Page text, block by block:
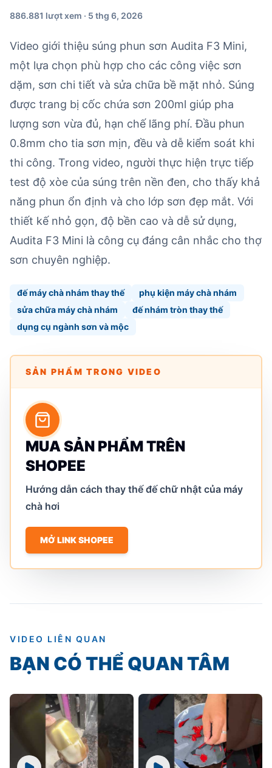
886.881 lượt xem · 5 thg 6, 2026
Video giới thiệu súng phun sơn Audita F3 Mini,
một lựa chọn phù hợp cho các công việc sơn
dặm, sơn chi tiết và sửa chữa bề mặt nhỏ. Súng
được trang bị cốc chứa sơn 200ml giúp pha
lượng sơn vừa đủ, hạn chế lãng phí. Đầu phun
0.8mm cho tia sơn mịn, đều và dễ kiểm soát khi
thi công. Trong video, người thực hiện trực tiếp
test độ xòe của súng trên nền đen, cho thấy khả
năng phun ổn định và cho lớp sơn đẹp mắt. Với
thiết kế nhỏ gọn, độ bền cao và dễ sử dụng,
Audita F3 Mini là công cụ đáng cân nhắc cho thợ
sơn chuyên nghiệp.
đế máy chà nhám thay thế
phụ kiện máy chà nhám
sửa chữa máy chà nhám
đế nhám tròn thay thế
dụng cụ ngành sơn và mộc
SẢN PHẨM TRONG VIDEO
MUA SẢN PHẨM TRÊN
SHOPEE
Hướng dẫn cách thay thế đế chữ nhật của máy
chà hơi
MỞ LINK SHOPEE
VIDEO LIÊN QUAN
BẠN CÓ THỂ QUAN TÂM